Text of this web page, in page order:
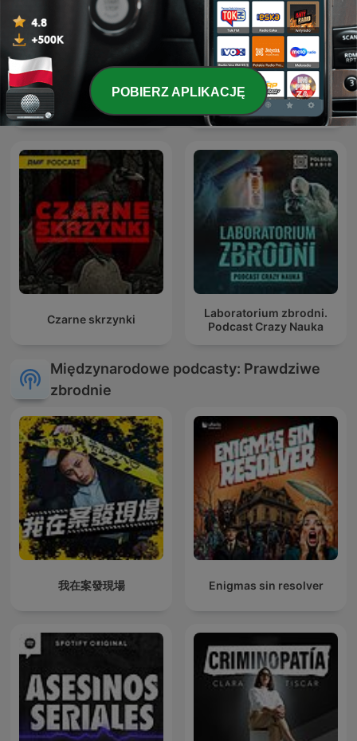
Olga Herring True Crime Oblicze Zbrodni
Czarne skrzynki
Laboratorium zbrodni.
Podcast Crazy Nauka
Międzynarodowe podcasty: Prawdziwe
zbrodnie
我在案發現場 Enigmas sin resolver
POBIERZ APLIKACJĘ